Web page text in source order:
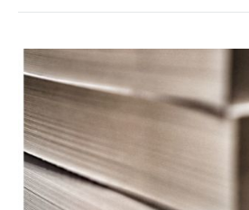
-
ALLEIN
OTHERLAND
UHR